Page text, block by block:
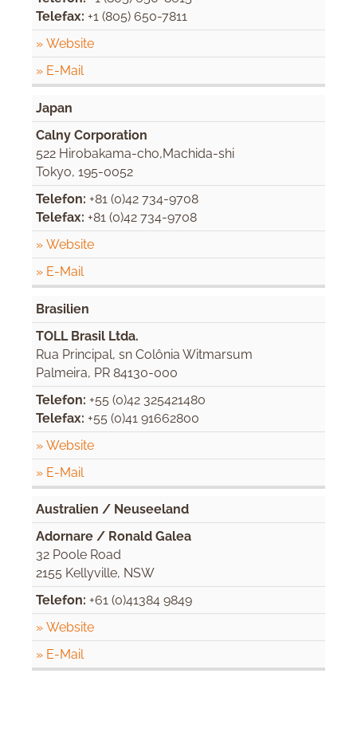
Telefax: +1 (805) 650-7811
» Website
» E-Mail
Japan
Calny Corporation
522 Hirobakama-cho,Machida-shi
Tokyo, 195-0052
Telefon: +81 (0)42 734-9708
Telefax: +81 (0)42 734-9708
» Website
» E-Mail
Brasilien
TOLL Brasil Ltda.
Rua Principal, sn Colônia Witmarsum
Palmeira, PR 84130-000
Telefon: +55 (0)42 325421480
Telefax: +55 (0)41 91662800
» Website
» E-Mail
Australien / Neuseeland
Adornare / Ronald Galea
32 Poole Road
2155 Kellyville, NSW
Telefon: +61 (0)41384 9849
» Website
» E-Mail